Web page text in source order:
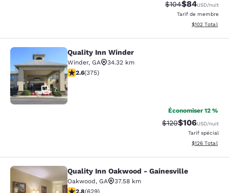
Tarif barré :
$104Tarif réduit :
$84USD/nuit
Tarif de membre
Afficher les
$102 Total
Quality Inn Winder
7
Quality Inn Winder
Winder, GA
34.32 km
2.64 étoiles. Moyen. 375 commentaires
2.6(375)
Économiser 12 %
Tarif barré :
$120Tarif réduit :
$106USD/nuit
Tarif spécial
Afficher les
$126 Total
Quality Inn Oakwood - Gainesville
Quality Inn Oakwood - Gainesville
Oakwood, GA
37.58 km
2.75 étoiles. Moyen. 629 commentaires
2.8(629)